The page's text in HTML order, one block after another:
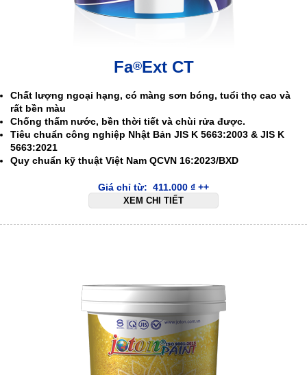
Fa®Ext CT
Chất lượng ngoại hạng, có màng sơn bóng, tuổi thọ cao và
rất bền màu
Chống thấm nước, bền thời tiết và chùi rửa được.
Tiêu chuẩn công nghiệp Nhật Bản JIS K 5663:2003 & JIS K
5663:2021
Quy chuẩn kỹ thuật Việt Nam QCVN 16:2023/BXD
Giá chỉ từ: 411.000 ₫ ++
XEM CHI TIẾT